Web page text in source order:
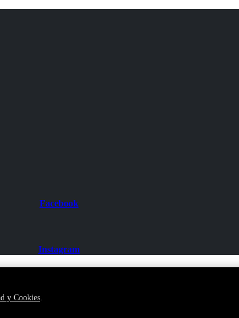
Facebook
Instagram
y Cookies.